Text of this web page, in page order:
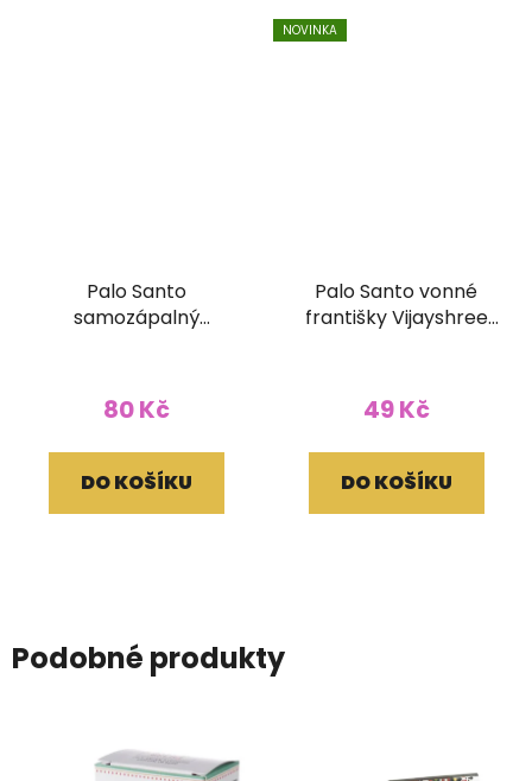
Palo Santo
samozápalný
80 Kč
DO KOŠÍKU
NOVINKA
Palo Santo vonné
františky Vijayshree
49 Kč
DO KOŠÍKU
Podobné produkty